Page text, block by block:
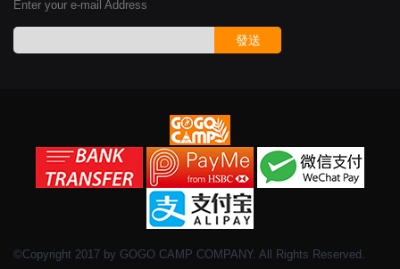
Enter your e-mail Address
發送
©Copyright 2017 by GOGO CAMP COMPANY. All Rights Reserved.